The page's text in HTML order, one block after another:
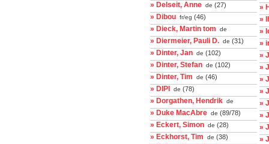
» Delseit, Anne de (27)
» Dibou fr/eg (46)
» Dieck, Martin tom de
» Diermeier, Pauli D. de (31)
» Dinter, Jan de (102)
» Dinter, Stefan de (102)
» Dinter, Tim de (46)
» DIPI de (78)
» Dorgathen, Hendrik de
» Duke MacAbre de (89/78)
» Eckert, Simon de (28)
» Eckhorst, Tim de (38)
»
»
»
»
»
»
»
»
»
»
»
»